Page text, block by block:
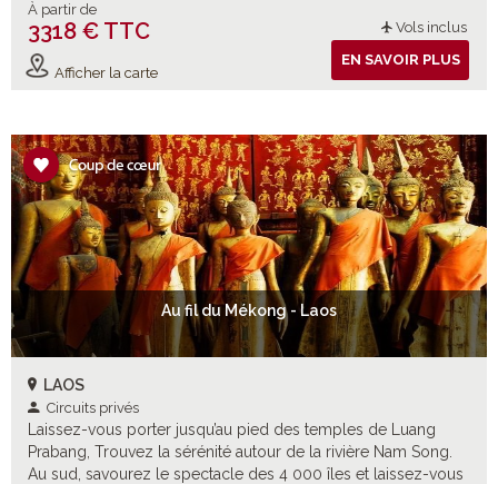
À partir de
3318 € TTC Vols inclus
Afficher la carte
EN SAVOIR PLUS
Au fil du Mékong - Laos
LAOS
Circuits privés
Laissez-vous porter jusqu’au pied des temples de Luang
Prabang, Trouvez la sérénité autour de la rivière Nam Song.
Au sud, savourez le spectacle des 4 000 îles et laissez-vous